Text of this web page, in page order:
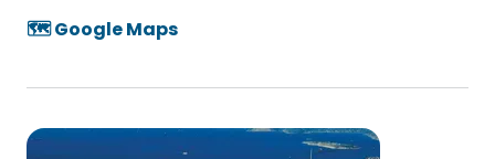
🗺️ Google Maps